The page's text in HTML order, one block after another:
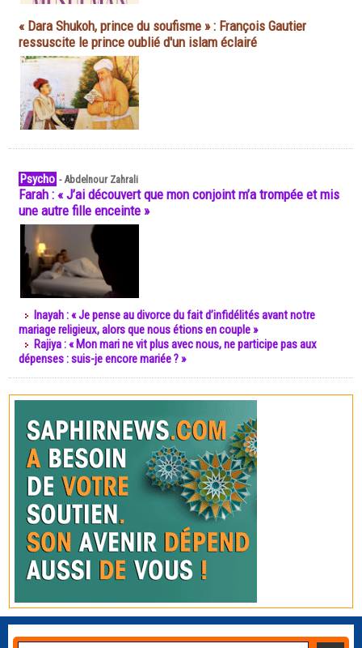
« Dara Shukoh, prince du soufisme » : François Gautier
ressuscite le prince oublié d'un islam éclairé
Psycho -Abdelnour Zahrali
Farah : « J’ai découvert que mon conjoint m’a trompée et mis
une autre fille enceinte »
Inayah : « Je pense au divorce du fait d’infidélités avant notre
mariage religieux, alors que nous étions en couple »
Rajiya : « Mon mari ne vit plus avec nous, ne participe pas aux
dépenses : suis-je encore mariée ? »